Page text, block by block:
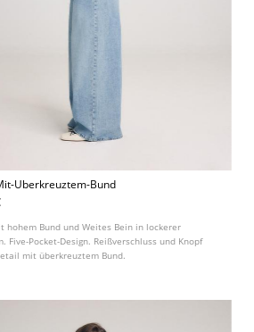
Uberkreuztem-Bund
hohem Bund und Weites Bein in lockerer
Five-Pocket-Design. Reißverschluss und Knopf
mit überkreuztem Bund.